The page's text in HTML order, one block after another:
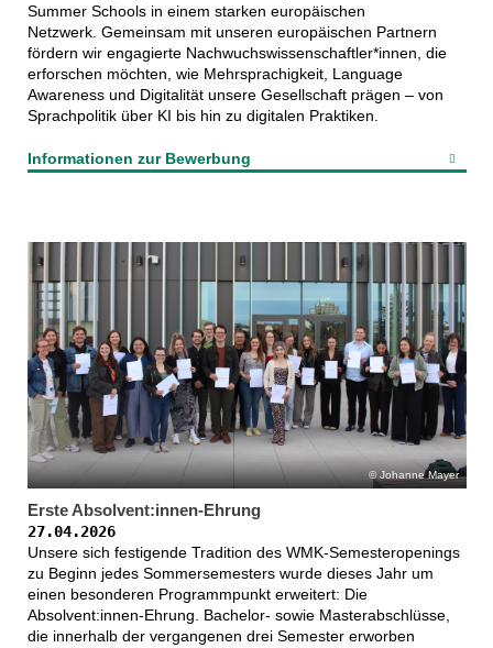
Summer Schools in einem starken europäischen
Netzwerk. Gemeinsam mit unseren europäischen Partnern
fördern wir engagierte Nachwuchswissenschaftler*innen, die
erforschen möchten, wie Mehrsprachigkeit, Language
Awareness und Digitalität unsere Gesellschaft prägen – von
Sprachpolitik über KI bis hin zu digitalen Praktiken.
Informationen zur Bewerbung
Johanne Mayer
Erste Absolvent:innen-Ehrung
27.04.2026
Unsere sich festigende Tradition des WMK-Semesteropenings
zu Beginn jedes Sommersemesters wurde dieses Jahr um
einen besonderen Programmpunkt erweitert: Die
Absolvent:innen-Ehrung. Bachelor- sowie Masterabschlüsse,
die innerhalb der vergangenen drei Semester erworben